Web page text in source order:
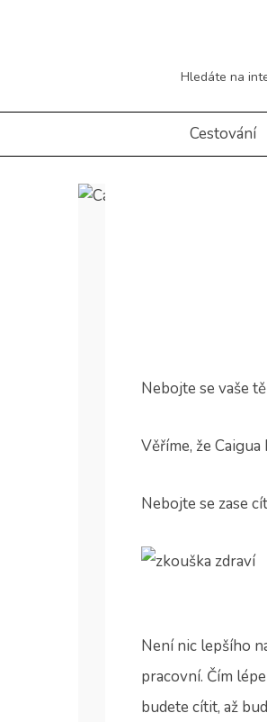
Hledáte na
Cestování
Nebojte se vaše
Věříme, že
Nebojte se zase
Není nic lepšího
pracovní. Čím
budete cítit, až